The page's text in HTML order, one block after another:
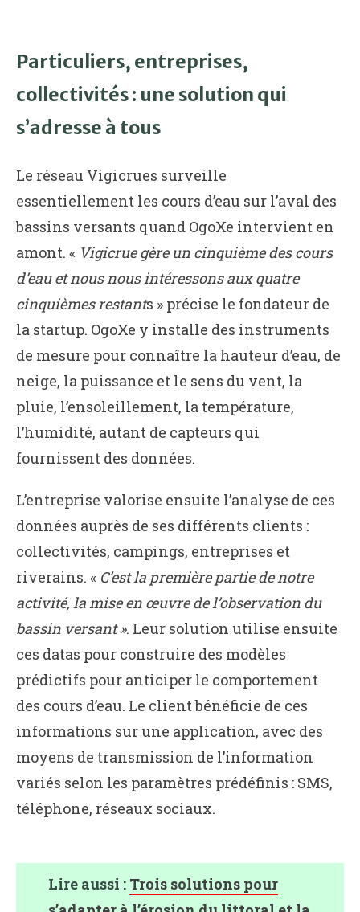
Particuliers, entreprises,
collectivités : une solution qui
s’adresse à tous
Le réseau Vigicrues surveille
essentiellement les cours d’eau sur l’aval des
bassins versants quand OgoXe intervient en
amont. « Vigicrue gère un cinquième des cours
d’eau et nous nous intéressons aux quatre
cinquièmes restants » précise le fondateur de
la startup. OgoXe y installe des instruments
de mesure pour connaître la hauteur d’eau, de
neige, la puissance et le sens du vent, la
pluie, l’ensoleillement, la température,
l’humidité, autant de capteurs qui
fournissent des données.
L’entreprise valorise ensuite l’analyse de ces
données auprès de ses différents clients :
collectivités, campings, entreprises et
riverains. « C’est la première partie de notre
activité, la mise en œuvre de l’observation du
bassin versant ». Leur solution utilise ensuite
ces datas pour construire des modèles
prédictifs pour anticiper le comportement
des cours d’eau. Le client bénéficie de ces
informations sur une application, avec des
moyens de transmission de l’information
variés selon les paramètres prédéfinis : SMS,
téléphone, réseaux sociaux.
Lire aussi : Trois solutions pour